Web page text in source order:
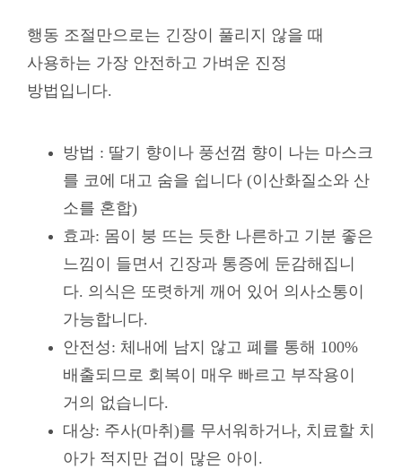
행동 조절만으로는 긴장이 풀리지 않을 때
사용하는 가장 안전하고 가벼운 진정
방법입니다.
방법 : 딸기 향이나 풍선껌 향이 나는 마스크
를 코에 대고 숨을 쉽니다 (이산화질소와 산
소를 혼합)
효과: 몸이 붕 뜨는 듯한 나른하고 기분 좋은
느낌이 들면서 긴장과 통증에 둔감해집니
다. 의식은 또렷하게 깨어 있어 의사소통이
가능합니다.
안전성: 체내에 남지 않고 폐를 통해 100%
배출되므로 회복이 매우 빠르고 부작용이
거의 없습니다.
대상: 주사(마취)를 무서워하거나, 치료할 치
아가 적지만 겁이 많은 아이.